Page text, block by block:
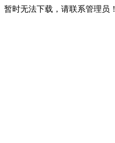
暂时无法下载，请联系管理员！